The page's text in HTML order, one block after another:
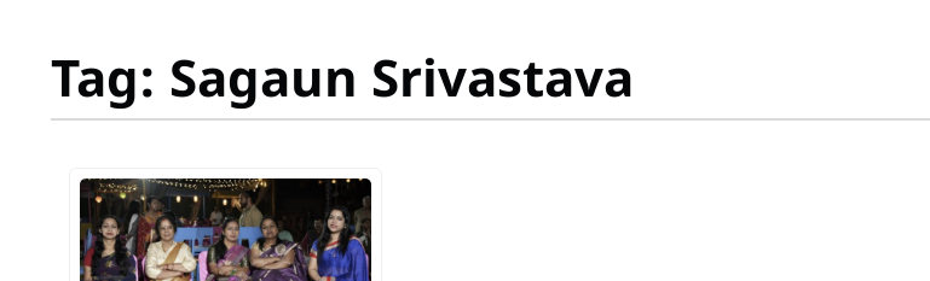
Tag: Sagaun Srivastava